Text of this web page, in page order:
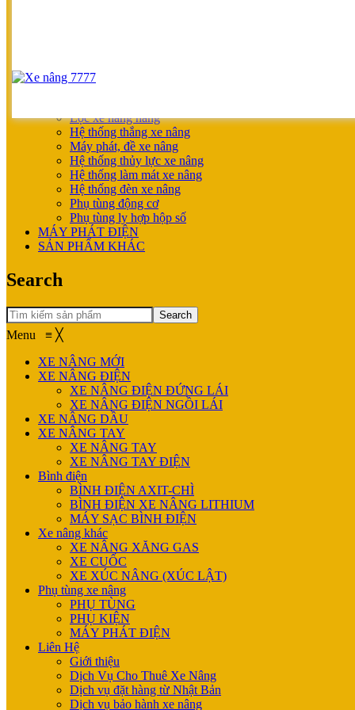
XE NÂNG TAY ĐIỆN
Lọc xe nâng hàng
Hệ thống thắng xe nâng
Máy phát, đề xe nâng
Hệ thống thủy lực xe nâng
Hệ thống làm mát xe nâng
Hệ thống đèn xe nâng
Phụ tùng động cơ
Phụ tùng ly hợp hộp số
MÁY PHÁT ĐIỆN
SẢN PHẨM KHÁC
Search
Search
Menu ≡ ╳
XE NÂNG MỚI
XE NÂNG ĐIỆN
XE NÂNG ĐIỆN ĐỨNG LÁI
XE NÂNG ĐIỆN NGỒI LÁI
XE NÂNG DẦU
XE NÂNG TAY
XE NÂNG TAY
XE NÂNG TAY ĐIỆN
Bình điện
BÌNH ĐIỆN AXIT-CHÌ
BÌNH ĐIỆN XE NÂNG LITHIUM
MÁY SẠC BÌNH ĐIỆN
Xe nâng khác
XE NÂNG XĂNG GAS
XE CUỐC
XE XÚC NÂNG (XÚC LẬT)
Phụ tùng xe nâng
PHỤ TÙNG
PHỤ KIỆN
MÁY PHÁT ĐIỆN
Liên Hệ
Giới thiệu
Dịch Vụ Cho Thuê Xe Nâng
Dịch vụ đặt hàng từ Nhật Bản
Dịch vụ bảo hành xe nâng